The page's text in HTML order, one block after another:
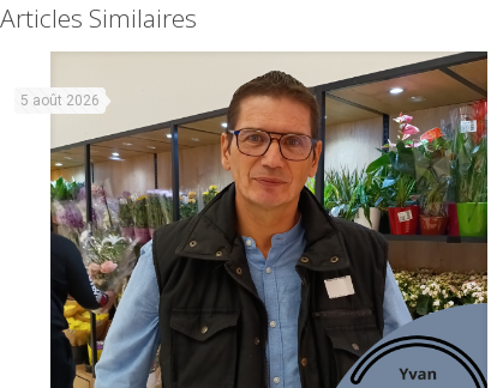
Articles Similaires
5 août 2026